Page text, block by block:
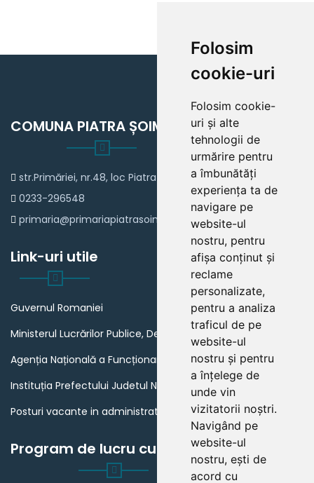
Folosim
cookie-uri
Folosim cookie-
uri și alte
tehnologii de
urmărire pentru
a îmbunătăți
experiența ta de
navigare pe
website-ul
nostru, pentru
afișa conținut și
reclame
personalizate,
pentru a analiza
traficul de pe
website-ul
nostru și pentru
a înțelege de
unde vin
vizitatorii noștri.
Navigând pe
website-ul
nostru, ești de
acord cu
COMUNA PIATRA ȘOIMULUI
str.Primăriei, nr.48, loc Piatra Șoimului
0233-296548
primaria@primariapiatrasoimului.ro
Link-uri utile
Guvernul Romaniei
Ministerul Lucrărilor Publice, Dezvoltării și Administrației
Agenția Națională a Funcționarilor Publici
Instituția Prefectului Judetul Neamt
Posturi vacante in administratia publica din Romania
Program de lucru cu publicul